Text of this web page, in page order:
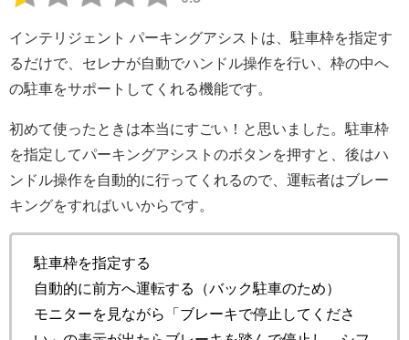
インテリジェント パーキングアシストは、駐車枠を指定す
るだけで、セレナが自動でハンドル操作を行い、枠の中へ
の駐車をサポートしてくれる機能です。
初めて使ったときは本当にすごい！と思いました。駐車枠
を指定してパーキングアシストのボタンを押すと、後はハ
ンドル操作を自動的に行ってくれるので、運転者はブレー
キングをすればいいからです。
駐車枠を指定する
自動的に前方へ運転する（バック駐車のため）
モニターを見ながら「ブレーキで停止してくださ